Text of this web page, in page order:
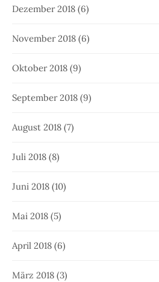
Dezember 2018 (6)
November 2018 (6)
Oktober 2018 (9)
September 2018 (9)
August 2018 (7)
Juli 2018 (8)
Juni 2018 (10)
Mai 2018 (5)
April 2018 (6)
März 2018 (3)